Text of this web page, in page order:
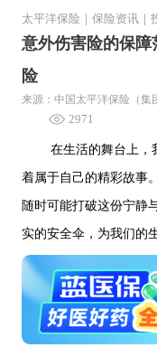
太平洋保险 保险资讯
意外伤害险的保
险
来源：中国太平洋保险（集
2971
在生活的舞台上，
着属于自己的精彩故事
随时可能打破这份宁静
实的安全伞，为我们的